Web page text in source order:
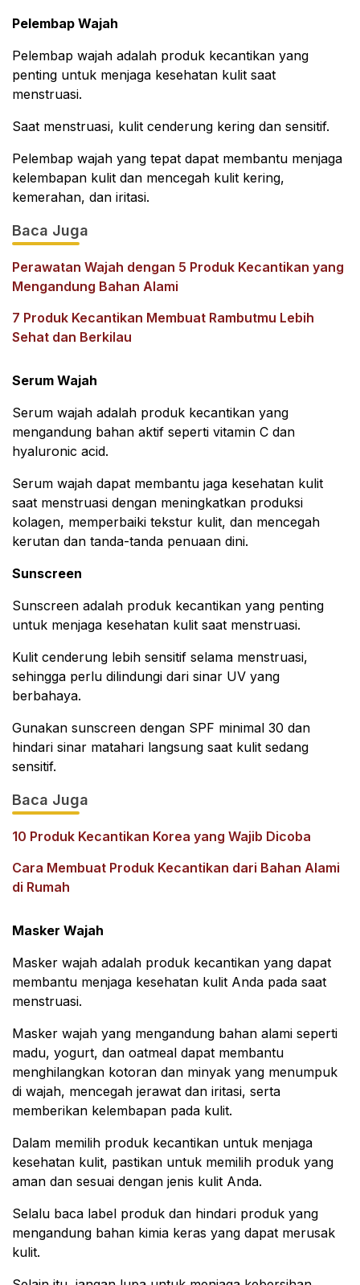
Pelembap Wajah
Pelembap wajah adalah produk kecantikan yang
penting untuk menjaga kesehatan kulit saat
menstruasi.
Saat menstruasi, kulit cenderung kering dan sensitif.
Pelembap wajah yang tepat dapat membantu menjaga
kelembapan kulit dan mencegah kulit kering,
kemerahan, dan iritasi.
Baca Juga
Perawatan Wajah dengan 5 Produk Kecantikan yang
Mengandung Bahan Alami
7 Produk Kecantikan Membuat Rambutmu Lebih
Sehat dan Berkilau
Serum Wajah
Serum wajah adalah produk kecantikan yang
mengandung bahan aktif seperti vitamin C dan
hyaluronic acid.
Serum wajah dapat membantu jaga kesehatan kulit
saat menstruasi dengan meningkatkan produksi
kolagen, memperbaiki tekstur kulit, dan mencegah
kerutan dan tanda-tanda penuaan dini.
Sunscreen
Sunscreen adalah produk kecantikan yang penting
untuk menjaga kesehatan kulit saat menstruasi.
Kulit cenderung lebih sensitif selama menstruasi,
sehingga perlu dilindungi dari sinar UV yang
berbahaya.
Gunakan sunscreen dengan SPF minimal 30 dan
hindari sinar matahari langsung saat kulit sedang
sensitif.
Baca Juga
10 Produk Kecantikan Korea yang Wajib Dicoba
Cara Membuat Produk Kecantikan dari Bahan Alami
di Rumah
Masker Wajah
Masker wajah adalah produk kecantikan yang dapat
membantu menjaga kesehatan kulit Anda pada saat
menstruasi.
Masker wajah yang mengandung bahan alami seperti
madu, yogurt, dan oatmeal dapat membantu
menghilangkan kotoran dan minyak yang menumpuk
di wajah, mencegah jerawat dan iritasi, serta
memberikan kelembapan pada kulit.
Dalam memilih produk kecantikan untuk menjaga
kesehatan kulit, pastikan untuk memilih produk yang
aman dan sesuai dengan jenis kulit Anda.
Selalu baca label produk dan hindari produk yang
mengandung bahan kimia keras yang dapat merusak
kulit.